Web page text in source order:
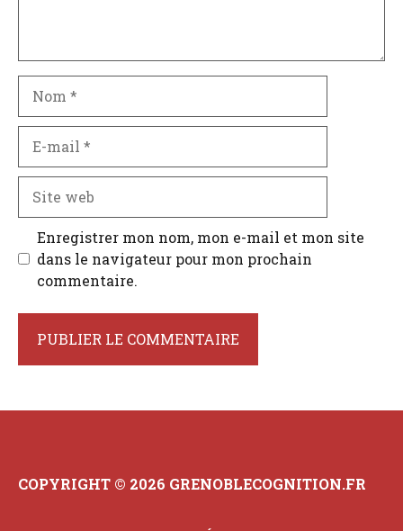
mail
web
Enregistrer mon nom, mon e-mail et mon site
dans le navigateur pour mon prochain
commentaire.
COPYRIGHT © 2026 GRENOBLECOGNITION.FR